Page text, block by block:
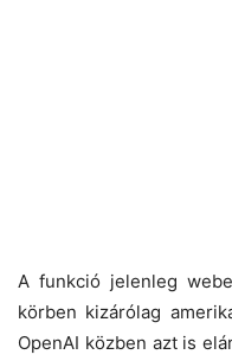
A funkció jelenleg
körben kizárólag
OpenAI közben azt is